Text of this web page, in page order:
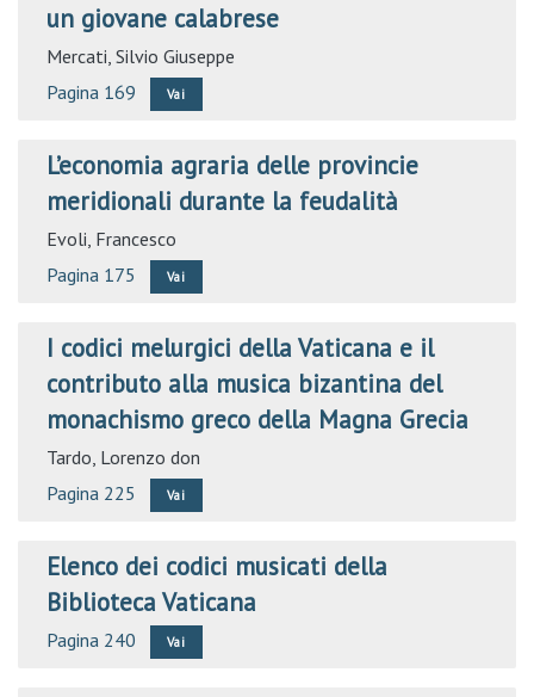
un giovane calabrese
Mercati, Silvio Giuseppe
Pagina 169
Vai
L’economia agraria delle provincie
meridionali durante la feudalità
Evoli, Francesco
Pagina 175
Vai
I codici melurgici della Vaticana e il
contributo alla musica bizantina del
monachismo greco della Magna Grecia
Tardo, Lorenzo don
Pagina 225
Vai
Elenco dei codici musicati della
Biblioteca Vaticana
Pagina 240 Vai